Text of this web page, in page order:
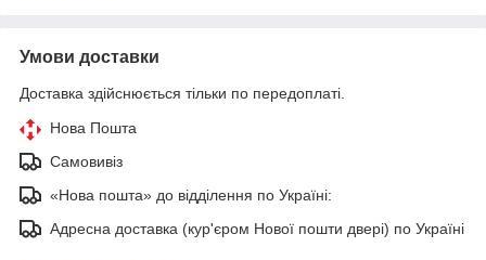
Умови доставки
Доставка здійснюється тільки по передоплаті.
Нова Пошта
Самовивіз
«Нова пошта» до відділення по Україні:
Адресна доставка (кур'єром Нової пошти двері) по Україні